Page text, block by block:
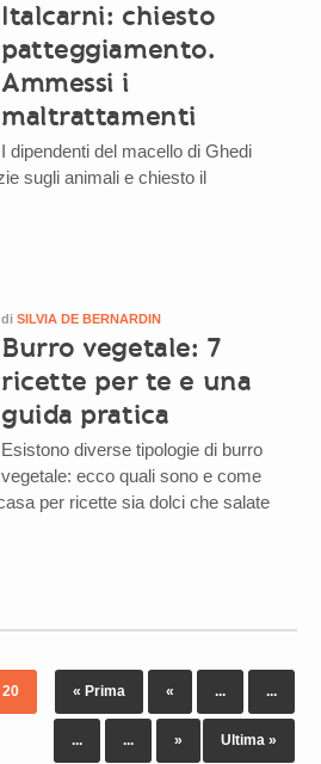
Italcarni: chiesto
patteggiamento.
Ammessi i
maltrattamenti
I dipendenti del macello di Ghedi
sugli animali e chiesto il
di SILVIA DE BERNARDIN
Burro vegetale: 7
ricette per te e una
guida pratica
Esistono diverse tipologie di burro
vegetale: ecco quali sono e come
per ricette sia dolci che salate
« Prima « ... ...
20
... ... » Ultima »